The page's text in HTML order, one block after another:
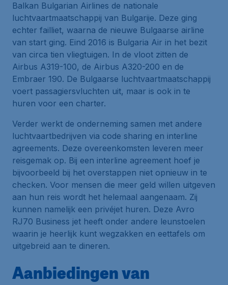
Balkan Bulgarian Airlines de nationale
luchtvaartmaatschappij van Bulgarije. Deze ging
echter failliet, waarna de nieuwe Bulgaarse airline
van start ging. Eind 2016 is Bulgaria Air in het bezit
van circa tien vliegtuigen. In de vloot zitten de
Airbus A319-100, de Airbus A320-200 en de
Embraer 190. De Bulgaarse luchtvaartmaatschappij
voert passagiersvluchten uit, maar is ook in te
huren voor een charter.
Verder werkt de onderneming samen met andere
luchtvaartbedrijven via code sharing en interline
agreements. Deze overeenkomsten leveren meer
reisgemak op. Bij een interline agreement hoef je
bijvoorbeeld bij het overstappen niet opnieuw in te
checken. Voor mensen die meer geld willen uitgeven
aan hun reis wordt het helemaal aangenaam. Zij
kunnen namelijk een privéjet huren. Deze Avro
RJ70 Business jet heeft onder andere leunstoelen
waarin je heerlijk kunt wegzakken en eettafels om
uitgebreid aan te dineren.
Aanbiedingen van